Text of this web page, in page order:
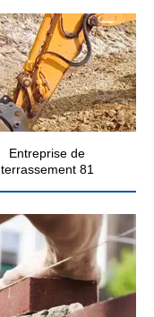
Entreprise de
terrassement 81